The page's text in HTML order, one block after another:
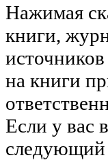
Нажимая
книги,
на книги
Если у вас
следующий